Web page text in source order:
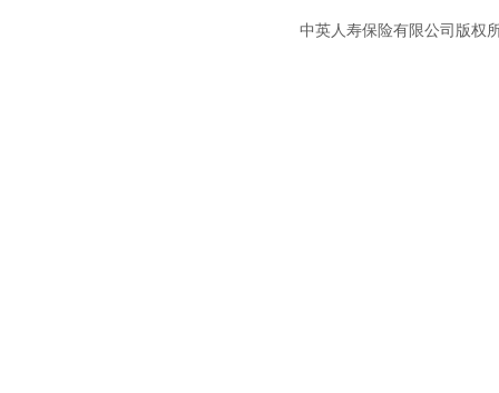
中英人寿保险有限公司版权